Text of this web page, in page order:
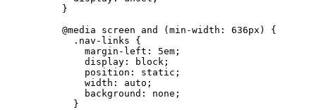
}
@media
screen and ( min-width : 636px )
{
.nav-links {
margin-left : 5em ;
display : block ;
position : static ;
width : auto ;
background : none ;
}